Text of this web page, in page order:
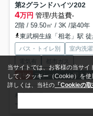
第2グランドハイツ202
4万円 管理/共益費-
2階 / 59.50㎡ / 3K /築40年
東武桐生線「相老」駅
バス・トイレ別 室内洗
電気有
都市ガス
敷礼0
フリーレント 即入居
相生町で見つける、ちょう
ート。バルコニー付きで風
当サイトでは、お客様の当サイ
して、クッキー（Cookie）を使
詳しくは、当社の 「Cookieの